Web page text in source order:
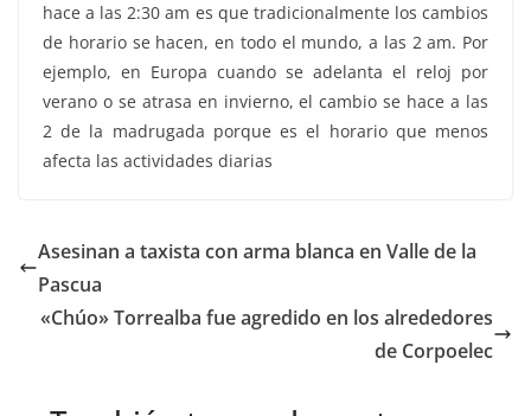
hace a las 2:30 am es que tradicionalmente los cambios
de horario se hacen, en todo el mundo, a las 2 am. Por
ejemplo, en Europa cuando se adelanta el reloj por
verano o se atrasa en invierno, el cambio se hace a las
2 de la madrugada porque es el horario que menos
afecta las actividades diarias
Asesinan a taxista con arma blanca en Valle de la
Pascua
«Chúo» Torrealba fue agredido en los alrededores
de Corpoelec